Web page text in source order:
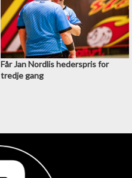
Får Jan Nordlis hederspris for
tredje gang